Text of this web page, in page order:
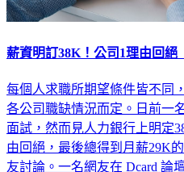
薪資明訂38K！公司1理由回絕
每個人求職所期望條件皆不同
各公司職缺情況而定。日前一
面試，然而見人力銀行上明定
由回絕，最後總得到月薪29K
友討論。一名網友在 Dcard 論